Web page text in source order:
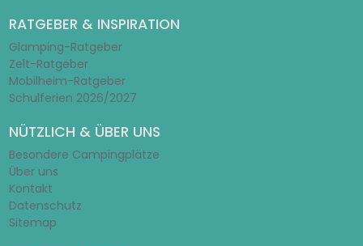
RATGEBER & INSPIRATION
Glamping-Ratgeber
Zelt-Ratgeber
Mobilheim-Ratgeber
Schulferien 2026/2027
NÜTZLICH & ÜBER UNS
Besondere Campingplätze
Über uns
Kontakt
Datenschutz
Sitemap